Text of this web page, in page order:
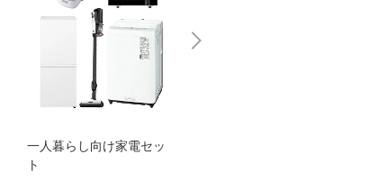
一人暮らし向け家電セッ
ト